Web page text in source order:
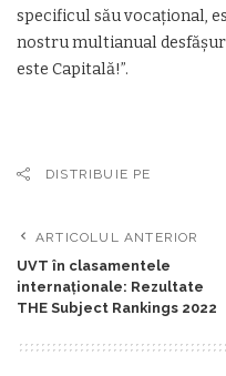
specificul său vocațional,
nostru multianual
este Capitală!”.
DISTRIBUIE PE
ARTICOLUL ANTERIOR
UVT în clasamentele
internaționale: Rezultate
THE Subject Rankings 2022